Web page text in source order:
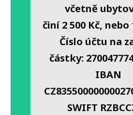
včetně
činí 2 500 Kč, nebo
Číslo účtu na
částky:
IBAN
SWIFT